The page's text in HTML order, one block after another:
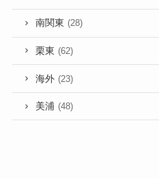
南関東 (28)
栗東 (62)
海外 (23)
美浦 (48)